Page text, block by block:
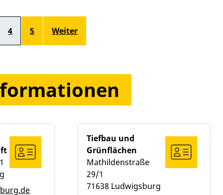
4 5 Weiter
Tiefbau und
Grünflächen
Mathildenstraße
29/1
71638 Ludwigsburg